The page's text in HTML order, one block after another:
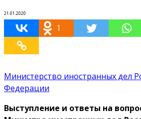
21.01.2020
1
Министерство иностранных дел
Федерации
Выступление и ответы на